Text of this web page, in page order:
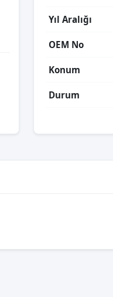
Yıl Aralığı
OEM No
Konum
Durum